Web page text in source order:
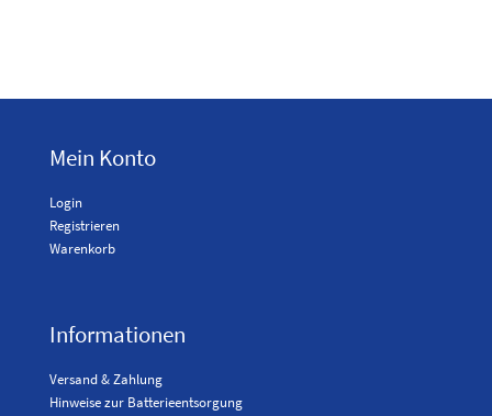
Mein Konto
Login
Registrieren
Warenkorb
Informationen
Versand & Zahlung
Hinweise zur Batterieentsorgung